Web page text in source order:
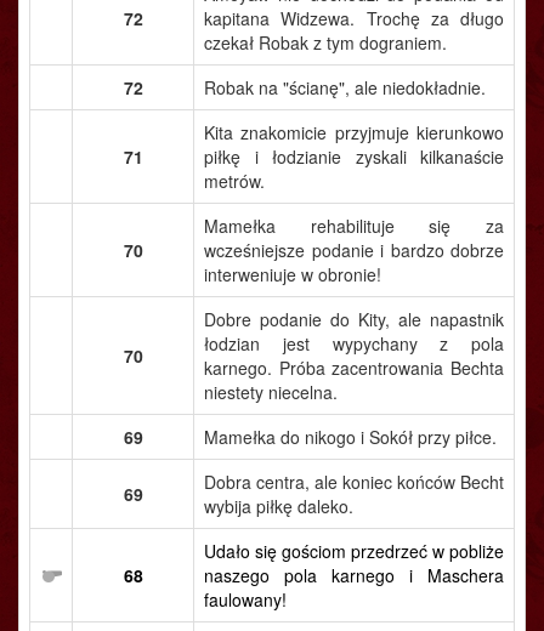
72
kapitana Widzewa. Trochę za długo
czekał Robak z tym dograniem.
72
Robak na "ścianę", ale niedokładnie.
71
Kita znakomicie przyjmuje kierunkowo
piłkę i łodzianie zyskali kilkanaście
metrów.
70
Mamełka rehabilituje się za
wcześniejsze podanie i bardzo dobrze
interweniuje w obronie!
70
Dobre podanie do Kity, ale napastnik
łodzian jest wypychany z pola
karnego. Próba zacentrowania Bechta
niestety niecelna.
69
Mamełka do nikogo i Sokół przy piłce.
69
Dobra centra, ale koniec końców Becht
wybija piłkę daleko.
68
Udało się gościom przedrzeć w pobliże
naszego pola karnego i Maschera
faulowany!